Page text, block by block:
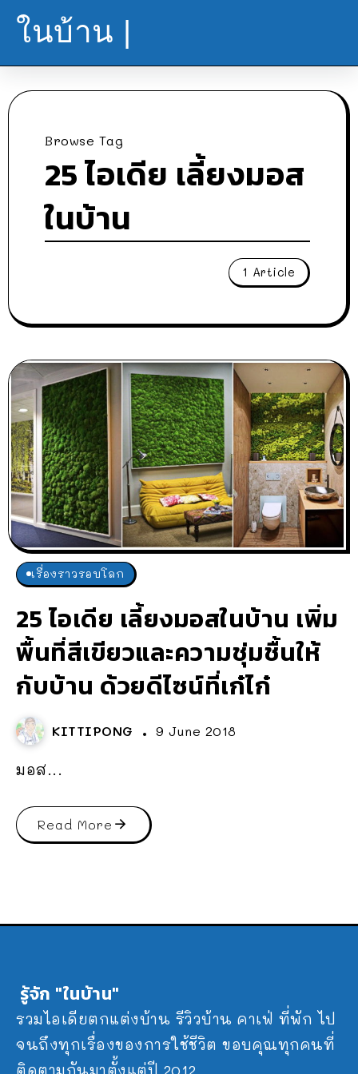
ในบ้าน |
Browse Tag
25 ไอเดีย เลี้ยงมอส
ในบ้าน
1 Article
เรื่องราวรอบโลก
25 ไอเดีย เลี้ยงมอสในบ้าน เพิ่ม
พื้นที่สีเขียวและความชุ่มชื้นให้
กับบ้าน ด้วยดีไซน์ที่เก๋ไก๋
KITTIPONG 9 June 2018
มอส...
Read More
รู้จัก "ในบ้าน"
รวมไอเดียตกแต่งบ้าน รีวิวบ้าน คาเฟ่ ที่พัก ไป
จนถึงทุกเรื่องของการใช้ชีวิต ขอบคุณทุกคนที่
ติดตามกันมาตั้งแต่ปี 2012